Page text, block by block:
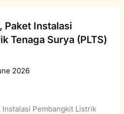
Paket Instalasi
Tenaga Surya (PLTS)
2026
Instalasi Pembangkit Listrik